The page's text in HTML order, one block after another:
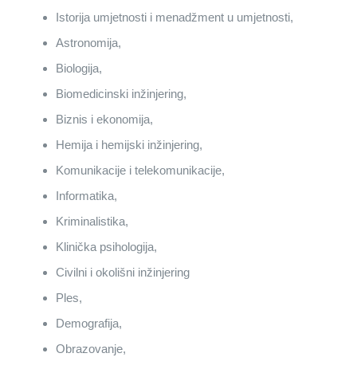
Istorija umjetnosti i menadžment u umjetnosti,
Astronomija,
Biologija,
Biomedicinski inžinjering,
Biznis i ekonomija,
Hemija i hemijski inžinjering,
Komunikacije i telekomunikacije,
Informatika,
Kriminalistika,
Klinička psihologija,
Civilni i okolišni inžinjering
Ples,
Demografija,
Obrazovanje,